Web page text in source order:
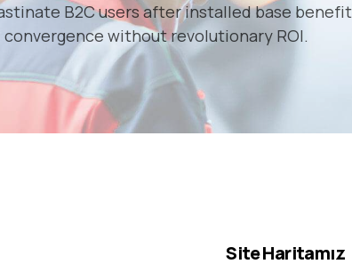
B2C users after installed base
without revolutionary ROI.
Site Haritamız